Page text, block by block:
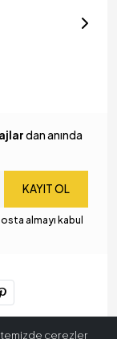
dan anında
KAYIT OL
almayı kabul
çerezler